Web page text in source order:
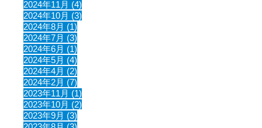
2024年11月 (4)
2024年10月 (3)
2024年8月 (1)
2024年7月 (3)
2024年6月 (1)
2024年5月 (4)
2024年4月 (2)
2024年2月 (7)
2023年11月 (1)
2023年10月 (2)
2023年9月 (3)